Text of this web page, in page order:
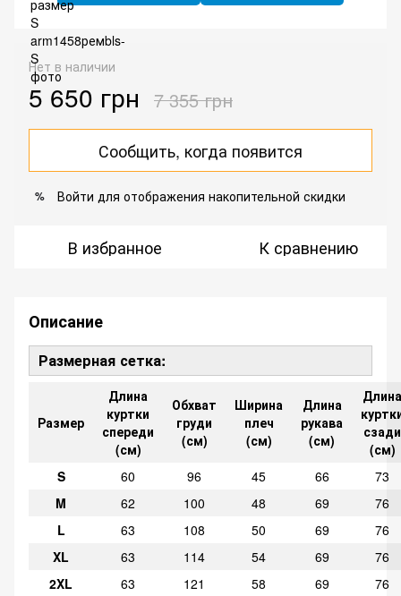
Нет в наличии
5 650 грн 7 355 грн
Сообщить, когда появится
% Войти для отображения накопительной скидки
В избранное К сравнению
Описание
Размерная сетка:
Размер
Длина
куртки
спереди
(см)
Обхват
груди
(см)
Ширина
плеч
(см)
Длина
рукава
(см)
Длина
сзади
(см)
S
60 96 45 66
73
M
62 100 48 69
76
L
63 108 50 69
76
XL
63 114 54 69
76
2XL
63 121 58 69
76